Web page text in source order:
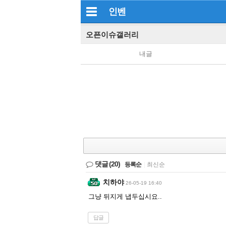
인벤
오픈이슈갤러리
내글
댓글(20) 등록순 최신순
치하야 26-05-19 16:40
그냥 뒤지게 냅두십시요..
답글